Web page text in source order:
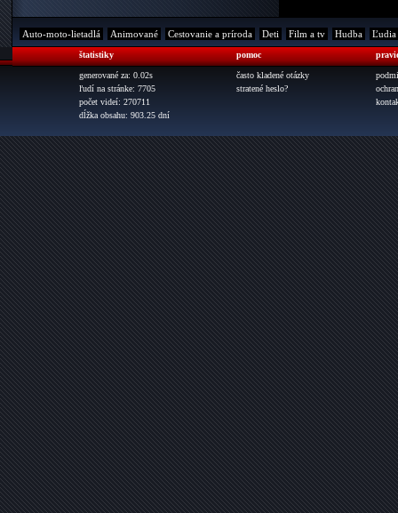
Auto-moto-lietadlá Animované Cestovanie a príroda Deti Film a tv Hudba Ľudia
štatistiky
generované za: 0.02s
ľudí na stránke: 7705
počet videí: 270711
dĺžka obsahu: 903.25 dní
pomoc
často kladené otázky
stratené heslo?